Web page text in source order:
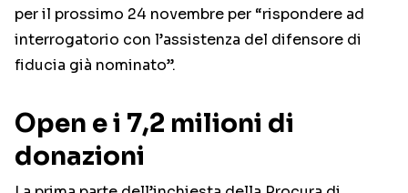
per il prossimo 24 novembre per “rispondere ad
interrogatorio con l’assistenza del difensore di
fiducia già nominato”.
Open e i 7,2 milioni di
donazioni